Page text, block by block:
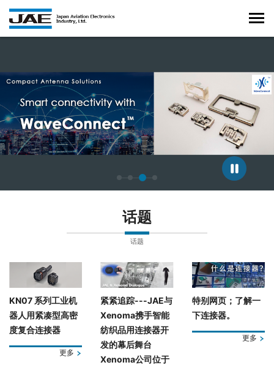
话题
话题
KN07 系列工业机
器人用紧凑型高密
度复合连接器
更多
紧紧追踪---JAE与
Xenoma携手智能
纺织品用连接器开
发的幕后舞台
Xenoma公司位于
特别网页；了解一
下连接器。
更多